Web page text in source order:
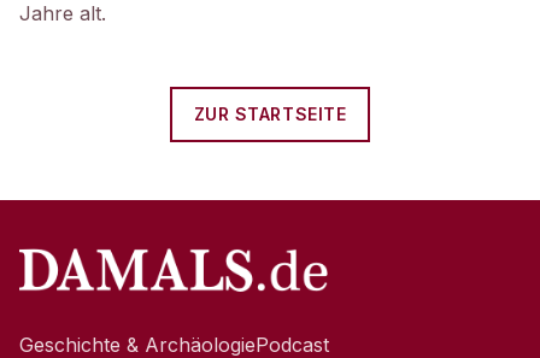
Jahre alt.
ZUR STARTSEITE
Geschichte & ArchäologiePodcast